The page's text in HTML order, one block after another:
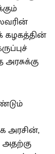
கழகத்தின்
அரசின்,